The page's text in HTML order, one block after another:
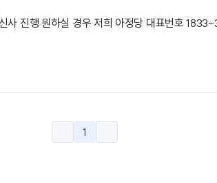
사 진행 원하실 경우 저희 아정당 대표번호
1